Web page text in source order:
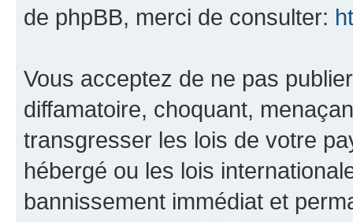
de phpBB, merci de consulter:
Vous acceptez de ne pas
diffamatoire, choquant,
transgresser les lois de votre
hébergé ou les lois
bannissement immédiat et